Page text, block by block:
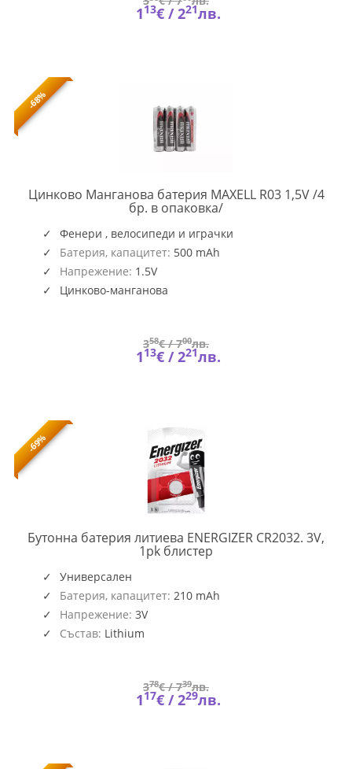
113€ /221лв.
-68%
Цинково Манганова батерия MAXELL R03 1,5V /4
бр. в опаковка/ML-
R03-
Фенери , велосипеди и играчки
Батерия, капацитет: 500 mAh
Напрежение: 1.5V
Цинково-манганова
358€ /700лв.
113€ /221лв.
-69%
Бутонна батерия литиева ENERGIZER CR2032. 3V,
1pk блистер
Универсален
Батерия, капацитет: 210 mAh
Напрежение: 3V
Състав: Lithium
378€ /739лв.
117€ /229лв.